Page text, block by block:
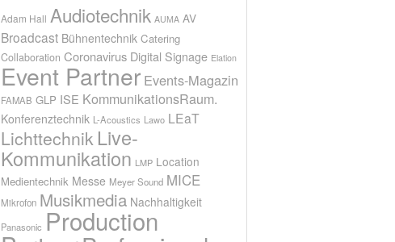
Adam Hall Audiotechnik AUMA AV
Broadcast Bühnentechnik Catering
Collaboration Coronavirus Digital Signage Elation
Event Partner Events-Magazin
FAMAB GLP ISE KommunikationsRaum.
Konferenztechnik L-Acoustics Lawo LEaT
Lichttechnik Live-
Kommunikation LMP Location
Medientechnik Messe Meyer Sound MICE
Mikrofon Musikmedia Nachhaltigkeit
Panasonic Production